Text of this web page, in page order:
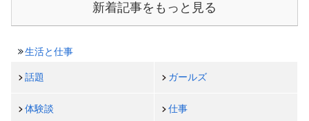
新着記事をもっと見る
生活と仕事
話題 ガールズ
体験談 仕事